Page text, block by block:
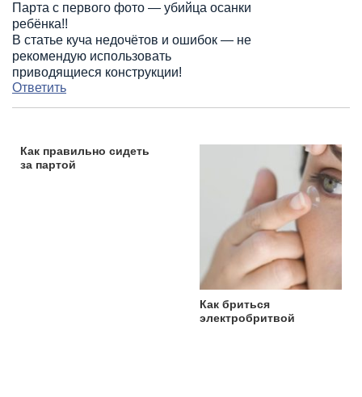
Парта с первого фото — убийца осанки
ребёнка!!
В статье куча недочётов и ошибок — не
рекомендую использовать
приводящиеся конструкции!
Ответить
Как правильно сидеть
за партой
Как бриться
электробритвой